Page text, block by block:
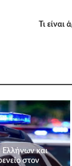
Τι είναι
Ελλήνων και
στον